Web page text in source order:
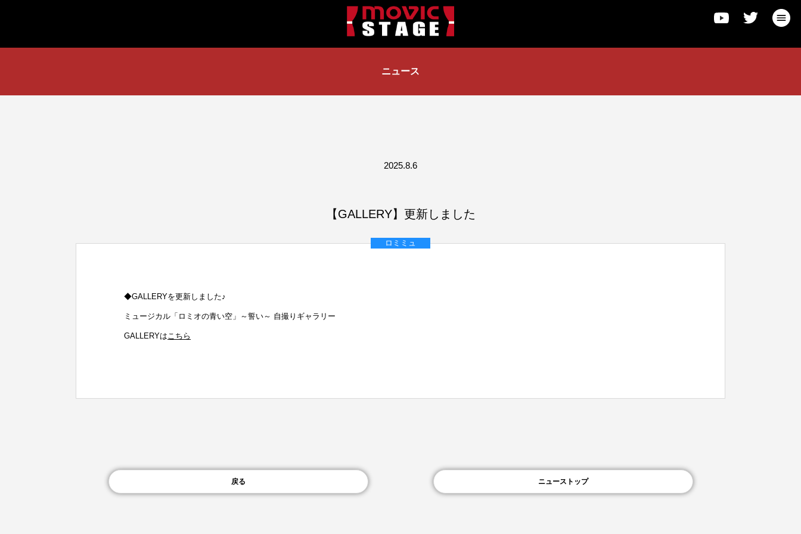
ニュース
2025.8.6
【GALLERY】更新しました
ロミミュ
◆GALLERYを更新しました♪
ミュージカル「ロミオの青い空」～誓い～ 自撮りギャラリー
GALLERYは こちら
戻る ニューストップ